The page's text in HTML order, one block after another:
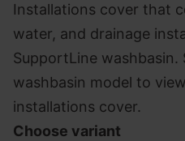
Installations cover that
water, and drainage
SupportLine
washbasin model to
installations cover.
Choose variant